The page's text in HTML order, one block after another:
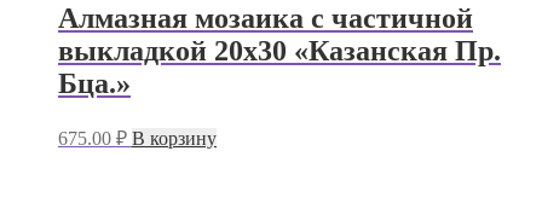
Алмазная мозаика с частичной
выкладкой 20х30 «Казанская Пр.
Бца.»
675.00 ₽ В корзину